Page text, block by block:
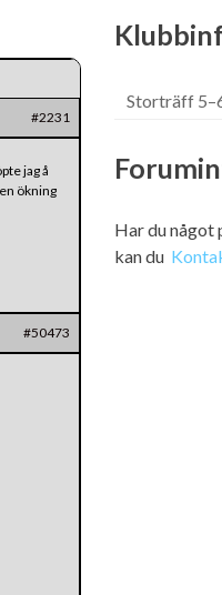
#2231
jag å
ökning
#50473
Storträff
Har du något
kan du